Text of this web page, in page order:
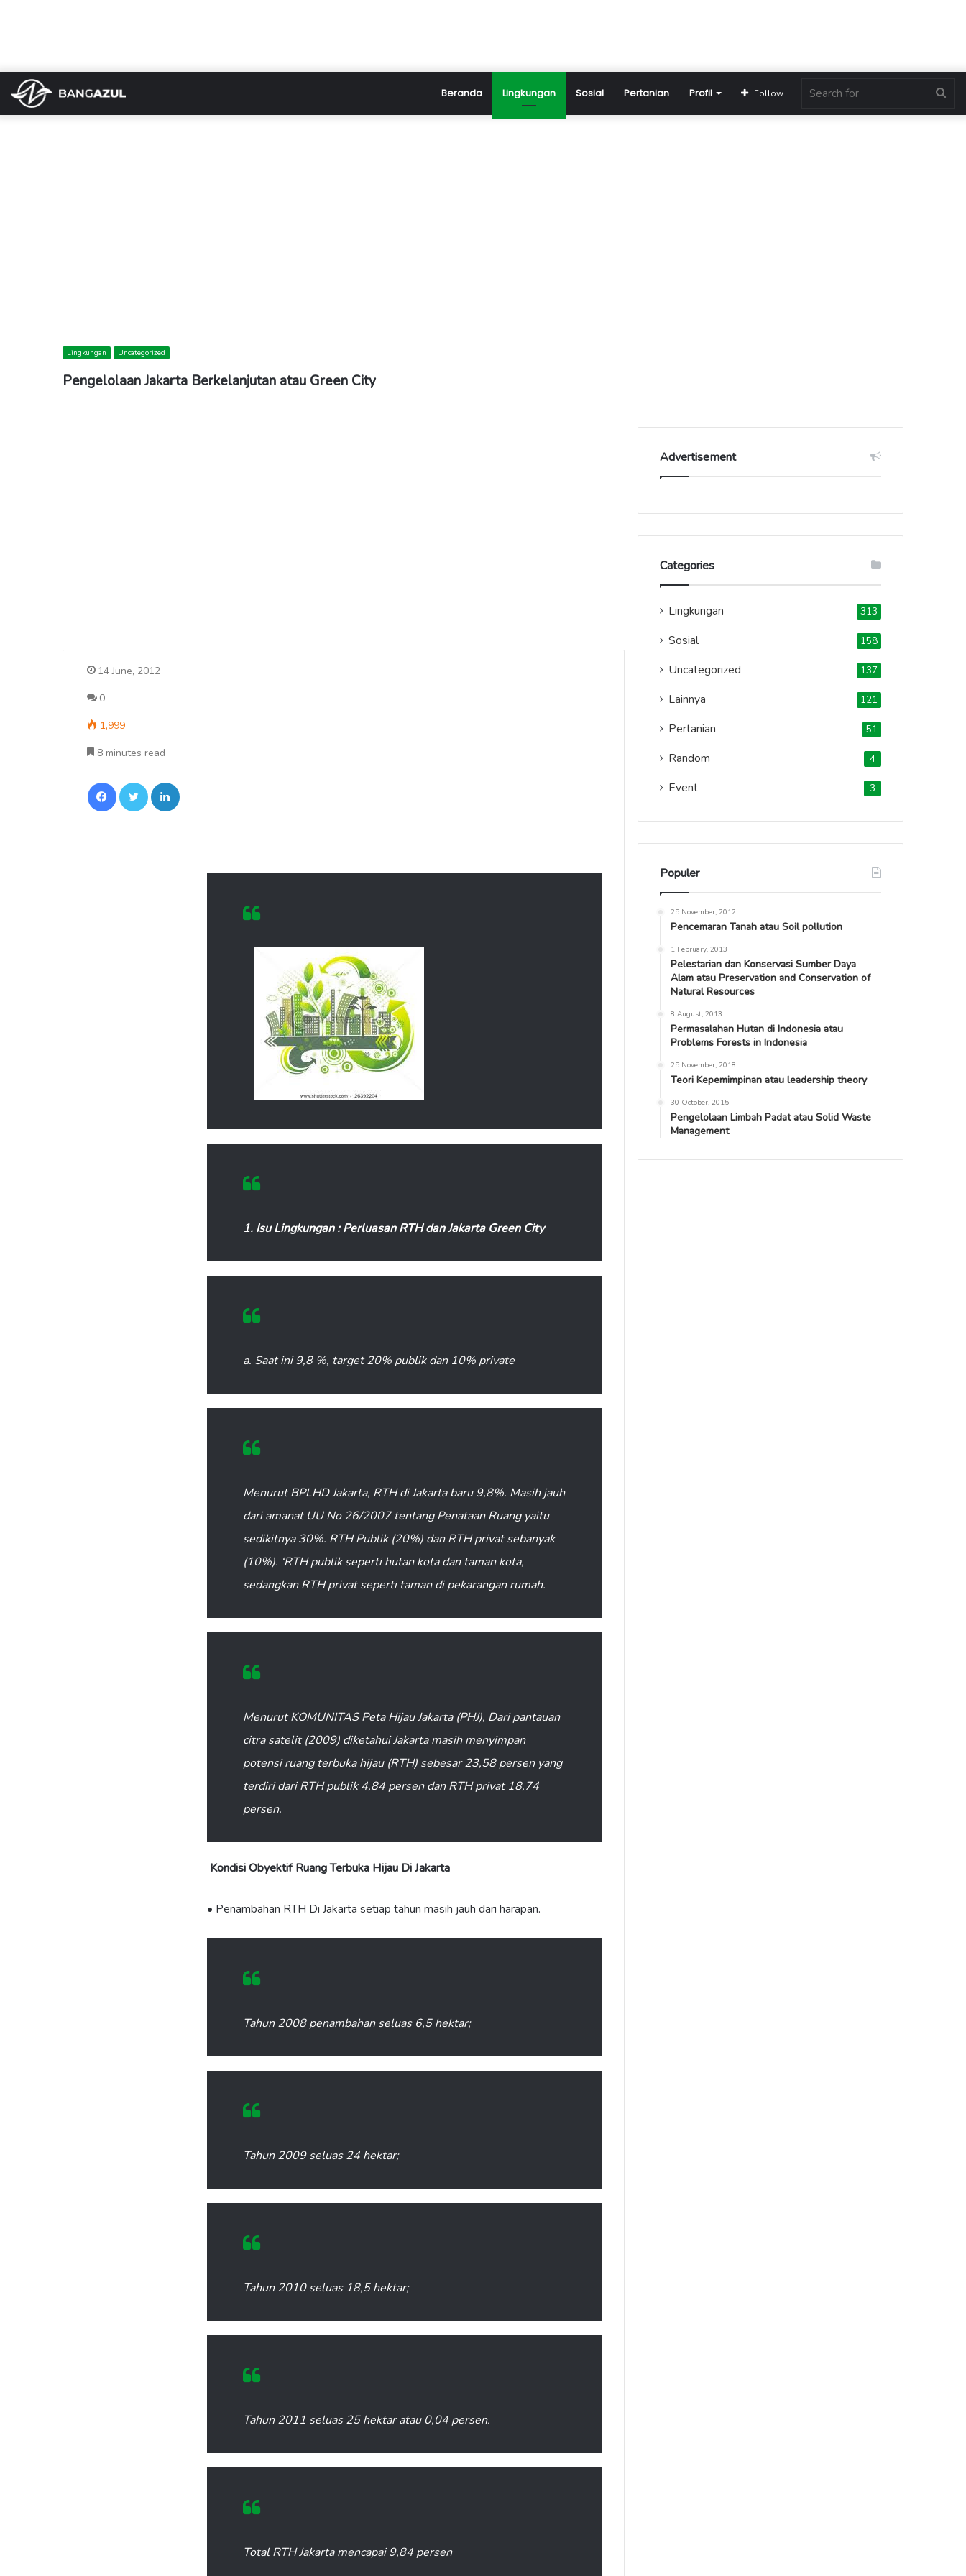
Beranda Lingkungan Sosial Pertanian Profil Follow
Lingkungan Uncategorized
Pengelolaan Jakarta Berkelanjutan atau Green City
1. Isu Lingkungan : Perluasan RTH dan Jakarta Green City
a. Saat ini 9,8 %, target 20% publik dan 10% private
Menurut BPLHD Jakarta, RTH di Jakarta baru 9,8%. Masih jauh
dari amanat UU No 26/2007 tentang Penataan Ruang yaitu
sedikitnya 30%. RTH Publik (20%) dan RTH privat sebanyak
(10%). ‘RTH publik seperti hutan kota dan taman kota,
sedangkan RTH privat seperti taman di pekarangan rumah.
Menurut KOMUNITAS Peta Hijau Jakarta (PHJ), Dari pantauan
citra satelit (2009) diketahui Jakarta masih menyimpan
potensi ruang terbuka hijau (RTH) sebesar 23,58 persen yang
terdiri dari RTH publik 4,84 persen dan RTH privat 18,74
persen.
Kondisi Obyektif Ruang Terbuka Hijau Di Jakarta
• Penambahan RTH Di Jakarta setiap tahun masih jauh dari harapan.
Tahun 2008 penambahan seluas 6,5 hektar;
Tahun 2009 seluas 24 hektar;
Tahun 2010 seluas 18,5 hektar;
Tahun 2011 seluas 25 hektar atau 0,04 persen.
Total RTH Jakarta mencapai 9,84 persen
14 June, 2012
0
1,999
8 minutes read
Advertisement
Categories
Lingkungan 313
Sosial 158
Uncategorized 137
Lainnya 121
Pertanian 51
Random 4
Event 3
Populer
25 November, 2012
Pencemaran Tanah atau Soil pollution
1 February, 2013
Pelestarian dan Konservasi Sumber Daya
Alam atau Preservation and Conservation of
Natural Resources
8 August, 2013
Permasalahan Hutan di Indonesia atau
Problems Forests in Indonesia
25 November, 2018
Teori Kepemimpinan atau leadership theory
30 October, 2015
Pengelolaan Limbah Padat atau Solid Waste
Management